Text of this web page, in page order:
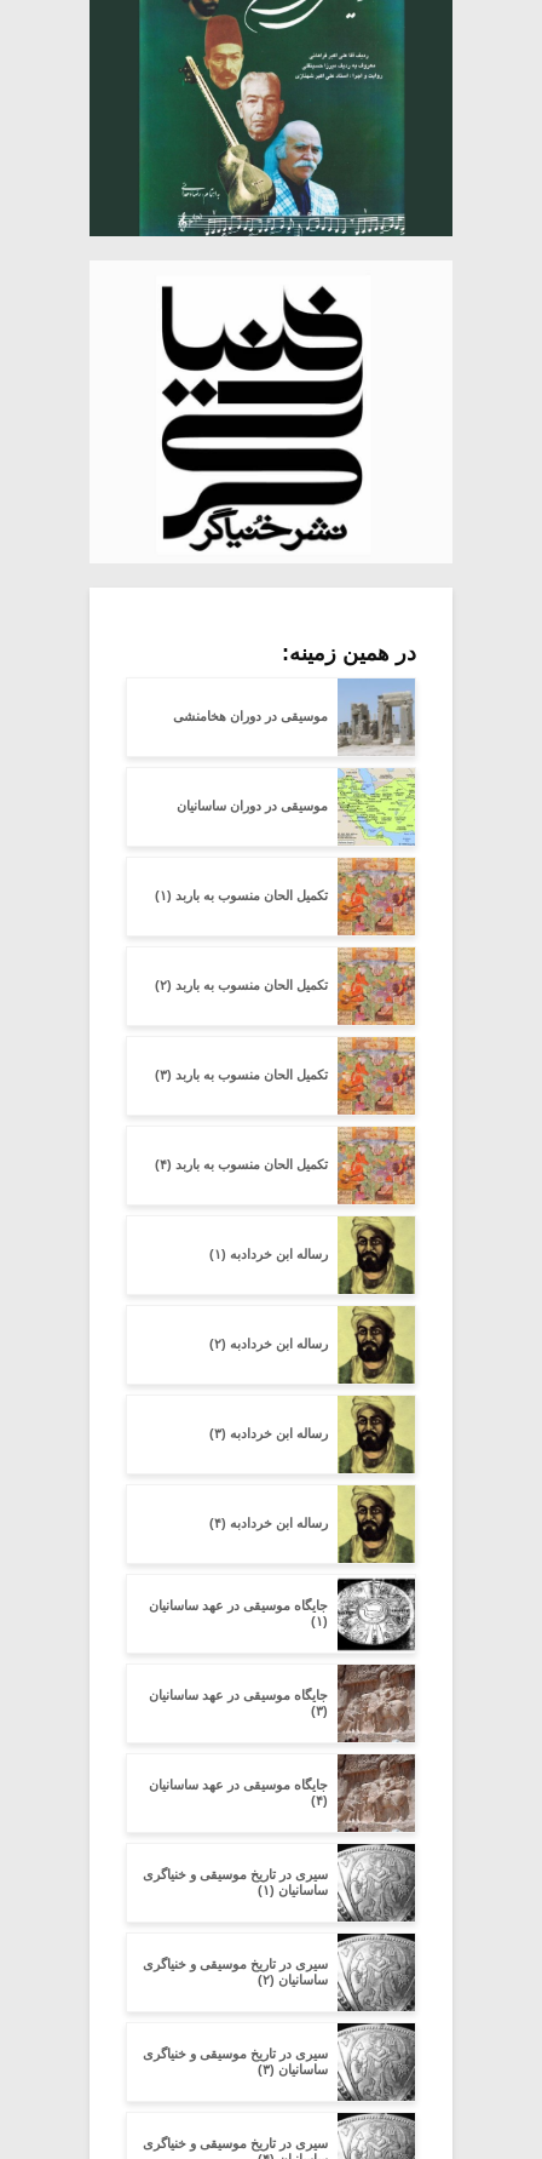
در همین زمینه:
موسیقی در دوران هخامنشی
موسیقی در دوران ساسانیان
تکمیل الحان منسوب به باربد (۱)
تکمیل الحان منسوب به باربد (۲)
تکمیل الحان منسوب به باربد (۳)
تکمیل الحان منسوب به باربد (۴)
رساله ابن خردادبه (۱)
رساله ابن خردادبه (۲)
رساله ابن خردادبه (۳)
رساله ابن خردادبه (۴)
جایگاه موسیقی در عهد ساسانیان
(۱)
جایگاه موسیقی در عهد ساسانیان
(۳)
جایگاه موسیقی در عهد ساسانیان
(۴)
سیری در تاریخ موسیقی و خنیاگری
ساسانیان (۱)
سیری در تاریخ موسیقی و خنیاگری
ساسانیان (۲)
سیری در تاریخ موسیقی و خنیاگری
ساسانیان (۳)
سیری در تاریخ موسیقی و خنیاگری